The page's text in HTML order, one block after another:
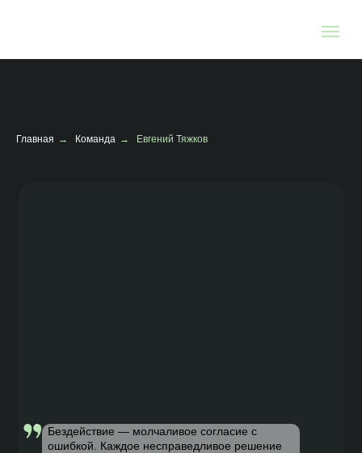
Главная → Команда → Евгений Тяжков
Бездействие — молчаливое согласие с
ошибкой. Каждое несправедливое решение